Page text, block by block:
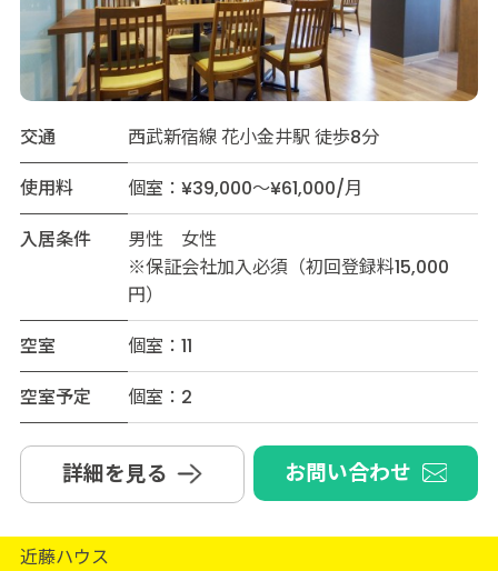
交通
西武新宿線 花小金井駅 徒歩8分
使用料
個室：¥39,000～¥61,000/月
入居条件
男性 女性
※保証会社加入必須（初回登録料15,000
円）
空室
個室：11
空室予定
個室：2
詳細を見る お問い合わせ
近藤ハウス